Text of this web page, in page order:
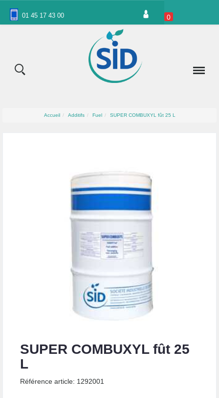
01 45 17 43 00 0
Accueil Additifs Fuel SUPER COMBUXYL fût 25 L
SUPER COMBUXYL fût 25
L
Référence article: 1292001